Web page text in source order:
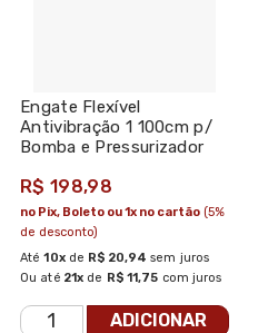
Engate Flexível
Antivibração 1 100cm p/
Bomba e Pressurizador
R$ 198,98
Até10xde R$ 20,94 sem juros
Ou até 21x de R$ 11,75 com juros
no Pix, Boleto ou 1x no cartão (5%
de desconto)
ADICIONAR